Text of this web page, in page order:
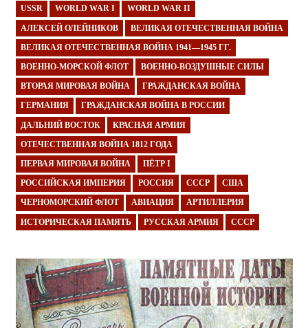
USSR WORLD WAR I WORLD WAR II
АЛЕКСЕЙ ОЛЕЙНИКОВ ВЕЛИКАЯ ОТЕЧЕСТВЕННАЯ ВОЙНА
ВЕЛИКАЯ ОТЕЧЕСТВЕННАЯ ВОЙНА 1941—1945 ГГ.
ВОЕННО-МОРСКОЙ ФЛОТ ВОЕННО-ВОЗДУШНЫЕ СИЛЫ
ВТОРАЯ МИРОВАЯ ВОЙНА ГРАЖДАНСКАЯ ВОЙНА
ГЕРМАНИЯ ГРАЖДАНСКАЯ ВОЙНА В РОССИИ
ДАЛЬНИЙ ВОСТОК КРАСНАЯ АРМИЯ
ОТЕЧЕСТВЕННАЯ ВОЙНА 1812 ГОДА
ПЕРВАЯ МИРОВАЯ ВОЙНА ПЁТР I
РОССИЙСКАЯ ИМПЕРИЯ РОССИЯ СССР США
ЧЕРНОМОРСКИЙ ФЛОТ АВИАЦИЯ АРТИЛЛЕРИЯ
ИСТОРИЧЕСКАЯ ПАМЯТЬ РУССКАЯ АРМИЯ СССР